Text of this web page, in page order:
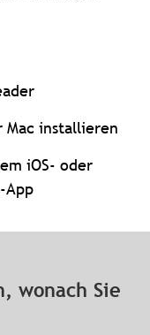
Mac installieren
iOS- oder
App
wonach Sie